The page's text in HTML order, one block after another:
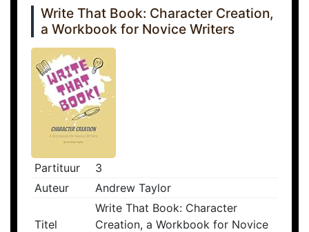
Write That Book: Character Creation,
a Workbook for Novice Writers
Partituur
3
Auteur
Andrew Taylor
Titel
Write That Book: Character
Creation, a Workbook for Novice